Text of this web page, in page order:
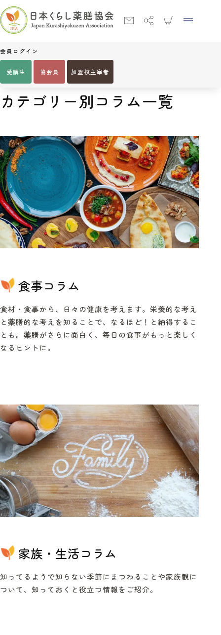
会員ログイン
受講生 協会員 加盟校主宰者
Home カテゴリー別コラム一覧
カテゴリー別コラム一覧
食事コラム
食材・食事から、日々の健康を考えます。栄養的な考え
と薬膳的な考えを知ることで、なるほど！と納得するこ
とも。薬膳がさらに面白く、毎日の食事がもっと楽しく
なるヒントに。
家族・生活コラム
知ってるようで知らない季節にまつわることや家族観に
ついて、知っておくと役立つ情報をご紹介。